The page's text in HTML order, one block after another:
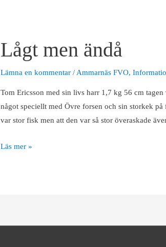
Lågt men ändå
Lämna en kommentar /Ammarnäs FVO,
Tom Ericsson med sin livs harr 1,7 kg 56 cm
något speciellt med Övre forsen och sin storkek
var stor fisk men att den var så stor överaskade
Lågt
Läs mer »